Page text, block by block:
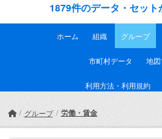
1879件のデータ・セッ
ホーム 組織 グループ
市町村データ 地
利用方法・利用規約
グループ 労働・賃金